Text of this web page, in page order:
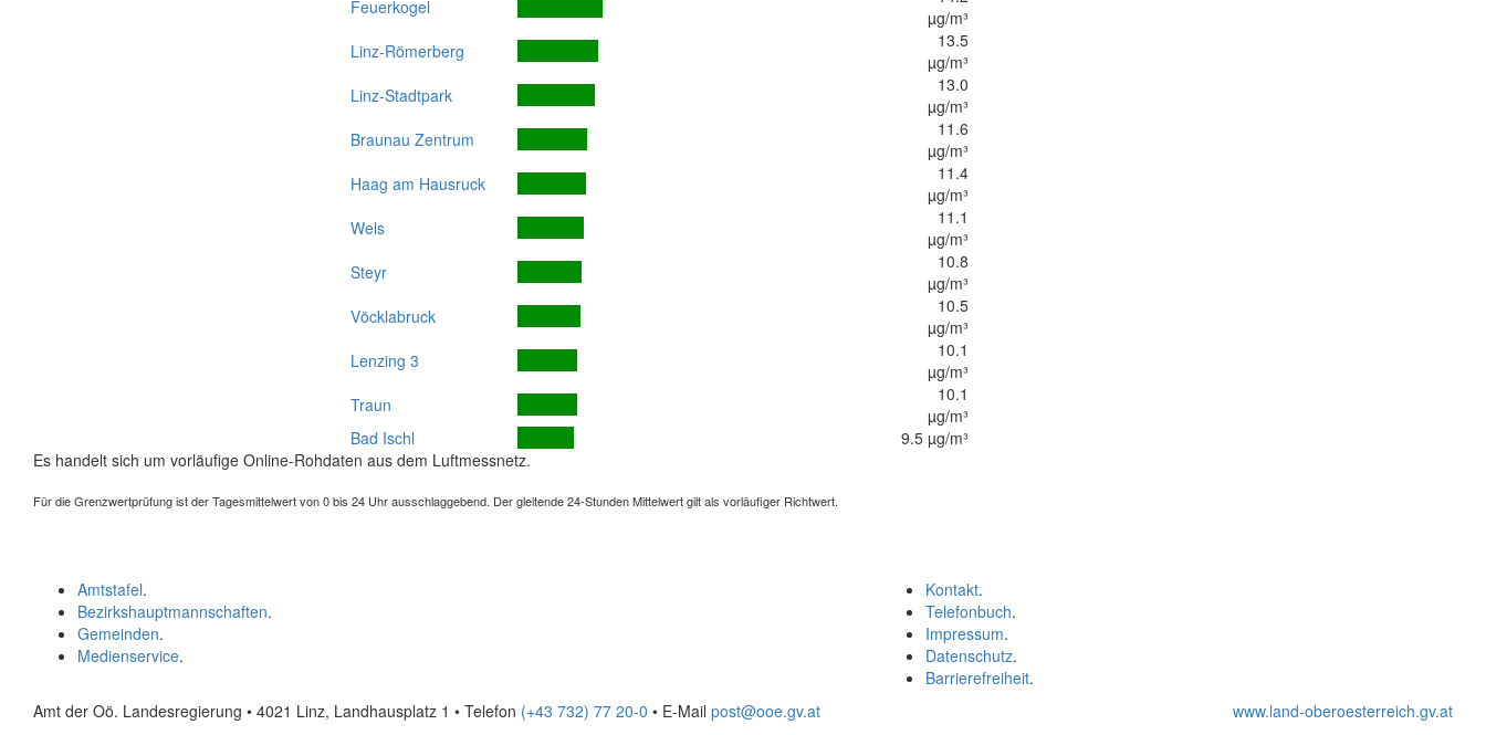
Feuerkogel
µg/m³
Linz-Römerberg
13.5
µg/m³
Linz-Stadtpark
13.0
µg/m³
Braunau Zentrum
11.6
µg/m³
Haag am Hausruck
11.4
µg/m³
Wels
11.1
µg/m³
Steyr
10.8
µg/m³
Vöcklabruck
10.5
µg/m³
Lenzing 3
10.1
µg/m³
Traun
10.1
µg/m³
Bad Ischl
9.5 µg/m³
Es handelt sich um vorläufige Online-Rohdaten aus dem Luftmessnetz.
Für die Grenzwertprüfung ist der Tagesmittelwert von 0 bis 24 Uhr ausschlaggebend. Der gleitende 24-Stunden Mittelwert gilt als vorläufiger Richtwert.
Kontakt.
Telefonbuch.
Impressum.
Datenschutz.
Barrierefreiheit.
Amtstafel.
Bezirkshauptmannschaften.
Gemeinden.
Medienservice.
Amt der Oö. Landesregierung • 4021 Linz, Landhausplatz 1 • Telefon (+43 732) 77 20-0 • E-Mail post@ooe.gv.at www.land-oberoesterreich.gv.at